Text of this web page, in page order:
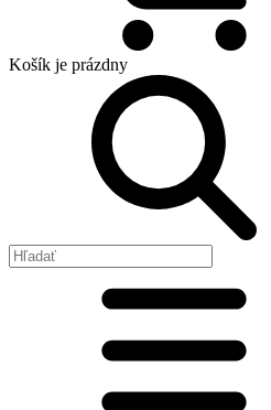
Košík je prázdny